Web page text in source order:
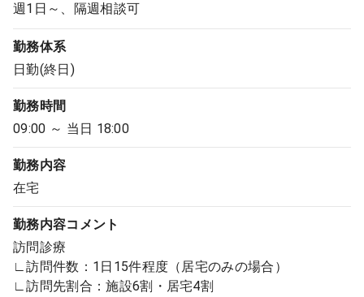
週1日～、隔週相談可
勤務体系
日勤(終日)
勤務時間
09:00 ～ 当日 18:00
勤務内容
在宅
勤務内容コメント
訪問診療
∟訪問件数：1日15件程度（居宅のみの場合）
∟訪問先割合：施設6割・居宅4割